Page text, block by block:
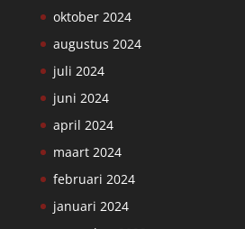
oktober 2024
augustus 2024
juli 2024
juni 2024
april 2024
maart 2024
februari 2024
januari 2024